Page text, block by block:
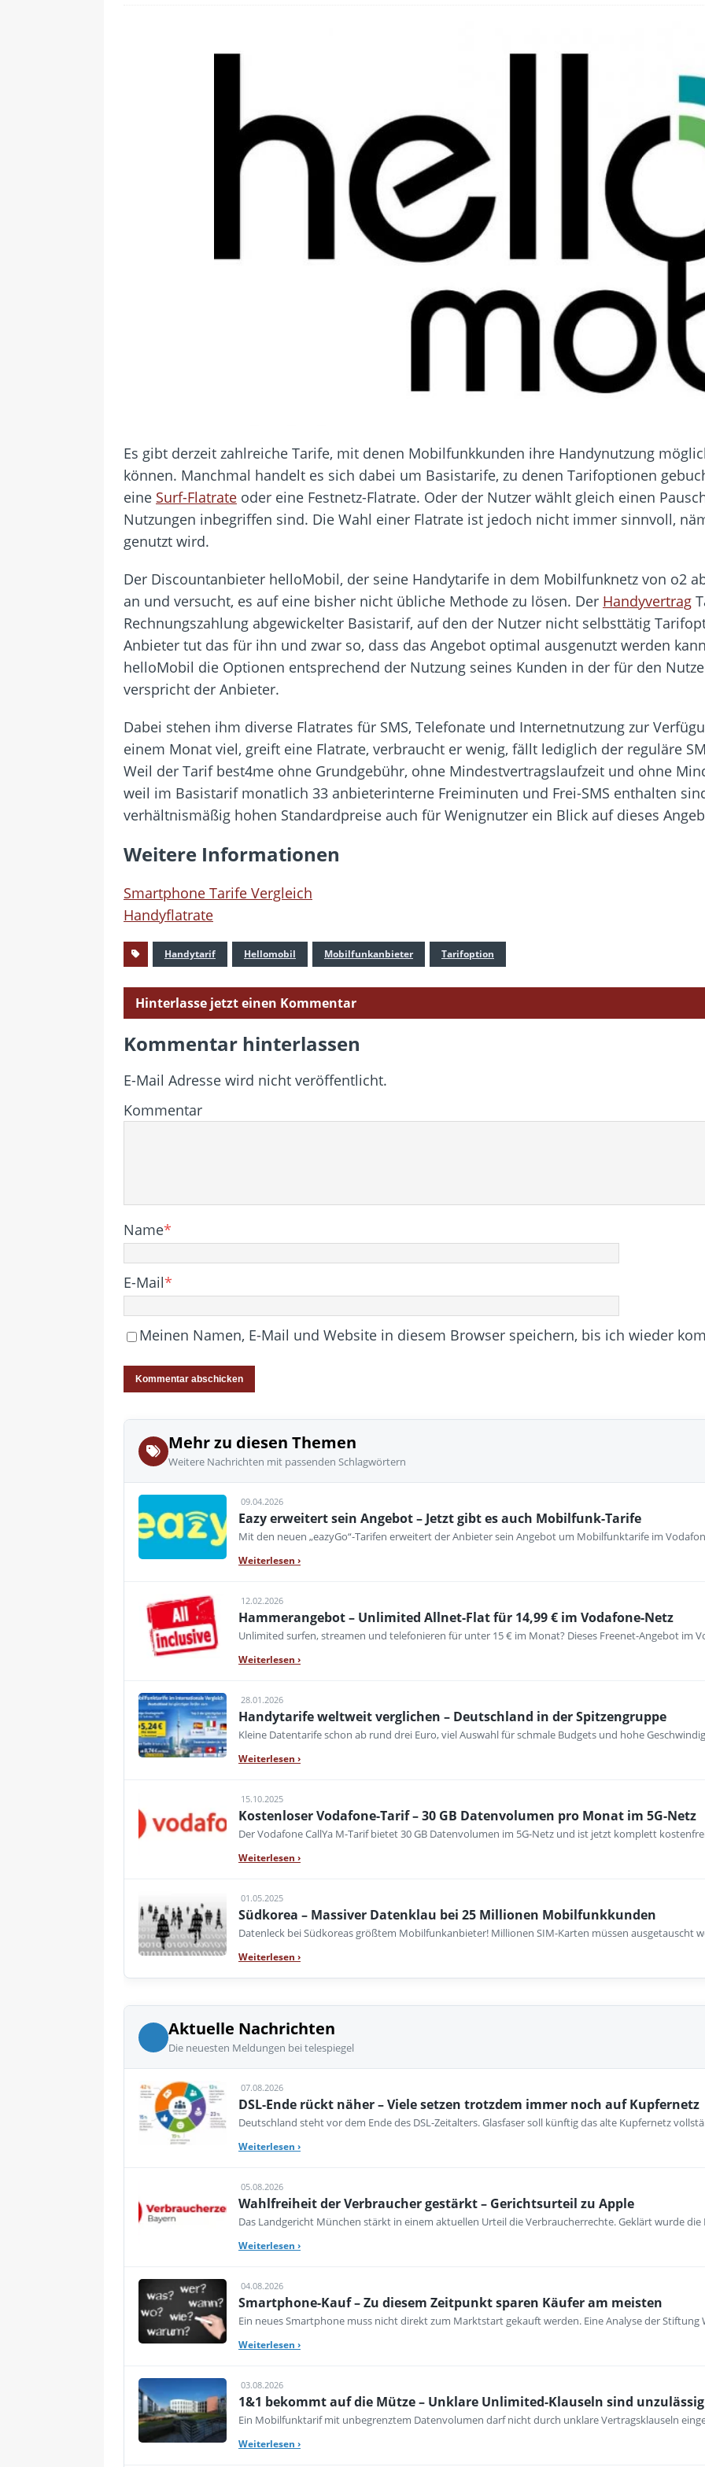
[ 22. Juli 2026 ]
WhatsApp macht die Handynummer unsichtbar – Die Benutzernamen kommen
Es gibt derzeit zahlreiche Tarife, mit denen Mobilfunkkunden ihre Handynutzung
können. Manchmal handelt es sich dabei um Basistarife, zu denen Tarifoptionen
eine Surf-Flatrate oder eine Festnetz-Flatrate. Oder der Nutzer wählt gleich einen
Nutzungen inbegriffen sind. Die Wahl einer Flatrate ist jedoch nicht immer sinnvoll,
genutzt wird.
Der Discountanbieter helloMobil, der seine Handytarife in dem Mobilfunknetz von o2
an und versucht, es auf eine bisher nicht übliche Methode zu lösen. Der Handyvertrag
Rechnungszahlung abgewickelter Basistarif, auf den der Nutzer nicht selbsttätig
Anbieter tut das für ihn und zwar so, dass das Angebot optimal ausgenutzt werden
helloMobil die Optionen entsprechend der Nutzung seines Kunden in der für den
verspricht der Anbieter.
Dabei stehen ihm diverse Flatrates für SMS, Telefonate und Internetnutzung zur
einem Monat viel, greift eine Flatrate, verbraucht er wenig, fällt lediglich der reguläre
Weil der Tarif best4me ohne Grundgebühr, ohne Mindestvertragslaufzeit und ohne
weil im Basistarif monatlich 33 anbieterinterne Freiminuten und Frei-SMS enthalten
verhältnismäßig hohen Standardpreise auch für Wenignutzer ein Blick auf dieses
Weitere Informationen
Smartphone Tarife Vergleich
Handyflatrate
Handytarif Hellomobil Mobilfunkanbieter Tarifoption
Hinterlasse jetzt einen Kommentar
Kommentar hinterlassen
E-Mail Adresse wird nicht veröffentlicht.
Kommentar
Name*
E-Mail*
Meinen Namen, E-Mail und Website in diesem Browser speichern, bis ich wieder
Mehr zu diesen Themen
Weitere Nachrichten mit passenden Schlagwörtern
09.04.2026
Eazy erweitert sein Angebot – Jetzt gibt es auch Mobilfunk-Tarife
Mit den neuen „eazyGo“-Tarifen erweitert der Anbieter sein Angebot um Mobilfunktarife im
Weiterlesen ›
12.02.2026
Hammerangebot – Unlimited Allnet-Flat für 14,99 € im Vodafone-Netz
Unlimited surfen, streamen und telefonieren für unter 15 € im Monat? Dieses Freenet-Angebot im
Weiterlesen ›
28.01.2026
Handytarife weltweit verglichen – Deutschland in der Spitzengruppe
Kleine Datentarife schon ab rund drei Euro, viel Auswahl für schmale Budgets und hohe
Weiterlesen ›
15.10.2025
Kostenloser Vodafone-Tarif – 30 GB Datenvolumen pro Monat im 5G-Netz
Der Vodafone CallYa M-Tarif bietet 30 GB Datenvolumen im 5G-Netz und ist jetzt komplett
Weiterlesen ›
01.05.2025
Südkorea – Massiver Datenklau bei 25 Millionen Mobilfunkkunden
Datenleck bei Südkoreas größtem Mobilfunkanbieter! Millionen SIM-Karten müssen ausgetauscht
Weiterlesen ›
Aktuelle Nachrichten
Die neuesten Meldungen bei telespiegel
07.08.2026
DSL-Ende rückt näher – Viele setzen trotzdem immer noch auf Kupfernetz
Deutschland steht vor dem Ende des DSL-Zeitalters. Glasfaser soll künftig das alte Kupfernetz
Weiterlesen ›
05.08.2026
Wahlfreiheit der Verbraucher gestärkt – Gerichtsurteil zu Apple
Das Landgericht München stärkt in einem aktuellen Urteil die Verbraucherrechte. Geklärt wurde die
Weiterlesen ›
04.08.2026
Smartphone-Kauf – Zu diesem Zeitpunkt sparen Käufer am meisten
Ein neues Smartphone muss nicht direkt zum Marktstart gekauft werden. Eine Analyse der Stiftung
Weiterlesen ›
03.08.2026
1&1 bekommt auf die Mütze – Unklare Unlimited-Klauseln sind unzulässig
Ein Mobilfunktarif mit unbegrenztem Datenvolumen darf nicht durch unklare Vertragsklauseln
Weiterlesen ›